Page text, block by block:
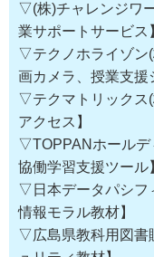
▽(株)チャレンジワ
業サポートサービス
▽テクノホライゾン
画カメラ、授業支援
▽テクマトリックス
アクセス】
▽TOPPANホール
協働学習支援ツール
▽日本データパシフ
情報モラル教材】
▽広島県教科用図書